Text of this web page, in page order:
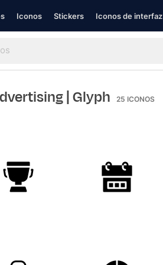
Iconos Stickers Iconos de interfaz
| Glyph 25 ICONOS